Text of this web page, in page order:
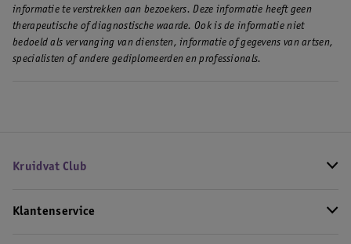
informatie te verstrekken aan bezoekers. Deze informatie heeft geen
therapeutische of diagnostische waarde. Ook is de informatie niet
bedoeld als vervanging van diensten, informatie of gegevens van artsen,
specialisten of andere gediplomeerden en professionals.
Kruidvat Club
Klantenservice